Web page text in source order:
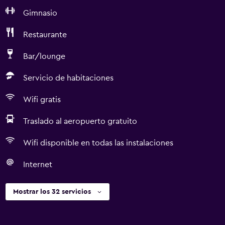
Gimnasio
Restaurante
Bar/lounge
Servicio de habitaciones
Wifi gratis
Traslado al aeropuerto gratuito
Wifi disponible en todas las instalaciones
Internet
Mostrar los 32 servicios